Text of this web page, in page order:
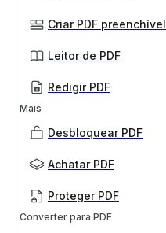
Criar PDF preenchível
Leitor de PDF
Redigir PDF
Mais
Desbloquear PDF
Achatar PDF
Proteger PDF
Converter para PDF